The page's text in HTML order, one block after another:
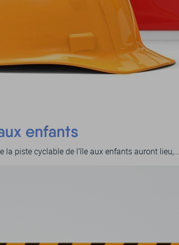
enfants
piste cyclable de l’île aux enfants auront lieu,…